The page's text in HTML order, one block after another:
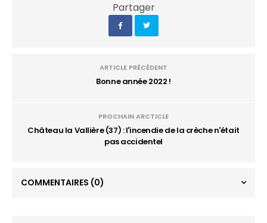
Partager
ARTICLE PRÉCÉDENT
Bonne année 2022 !
PROCHAIN ARCTICLE
Château la Vallière (37) : l'incendie de la crèche n'était
pas accidentel
COMMENTAIRES (0)